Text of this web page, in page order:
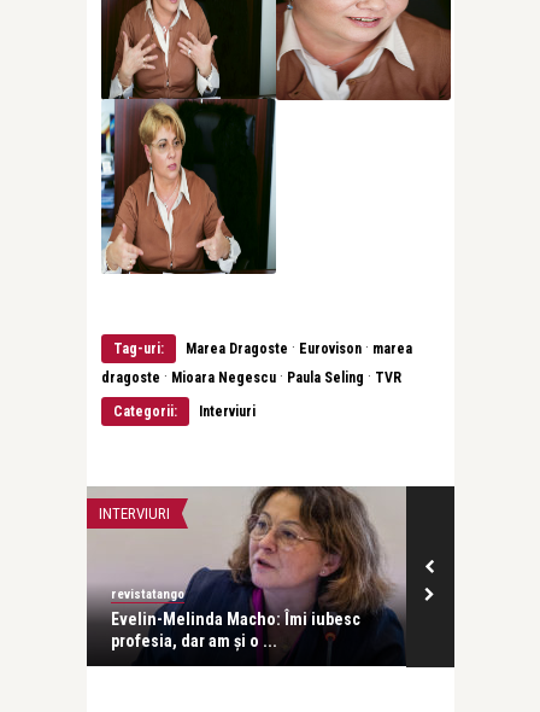
Tag-uri: Marea Dragoste · Eurovison · marea
dragoste · Mioara Negescu · Paula Seling · TVR
Categorii:
Interviuri
INTERVIURI
revistatango
Evelin-Melinda Macho: Îmi iubesc
profesia, dar am și o ...